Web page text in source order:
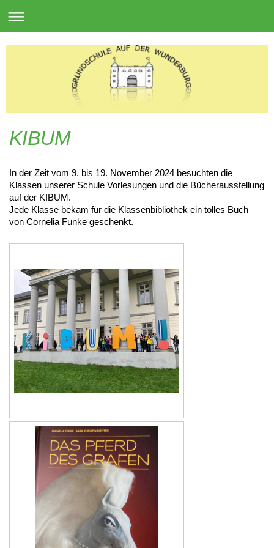
KIBUM
In der Zeit vom 9. bis 19. November 2024 besuchten die
Klassen unserer Schule Vorlesungen und die Bücherausstellung
auf der KIBUM.
Jede Klasse bekam für die Klassenbibliothek ein tolles Buch
von Cornelia Funke geschenkt.